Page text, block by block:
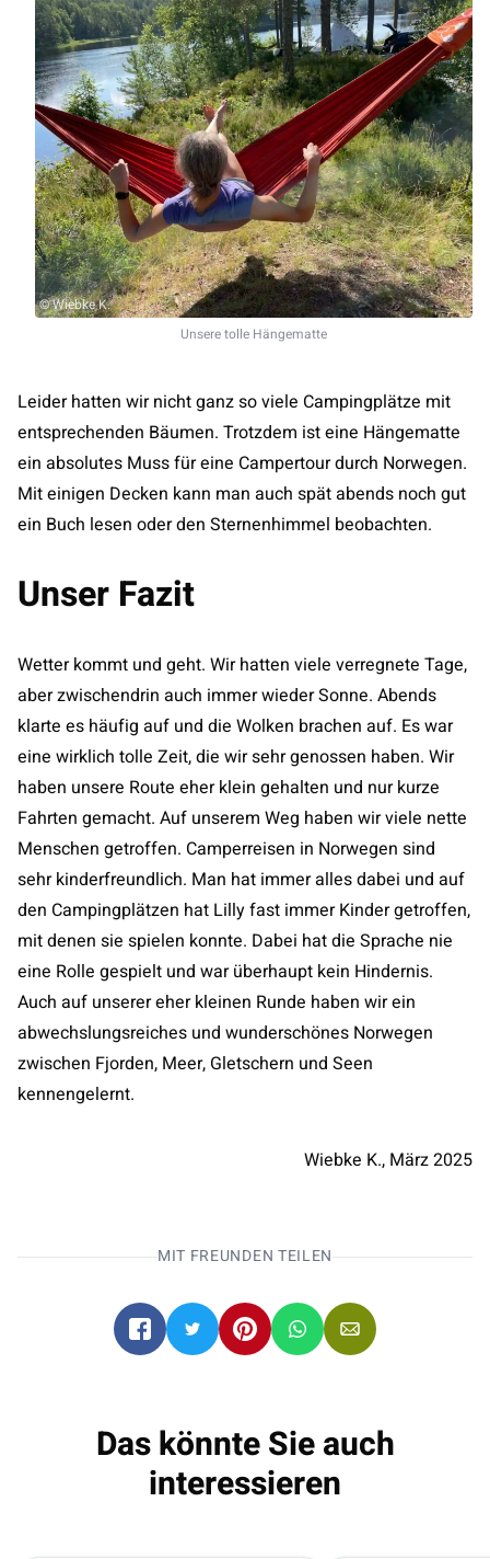
© Wiebke K.
Unsere tolle Hängematte
Leider hatten wir nicht ganz so viele Campingplätze mit
entsprechenden Bäumen. Trotzdem ist eine Hängematte
ein absolutes Muss für eine Campertour durch Norwegen.
Mit einigen Decken kann man auch spät abends noch gut
ein Buch lesen oder den Sternenhimmel beobachten.
Unser Fazit
Wetter kommt und geht. Wir hatten viele verregnete Tage,
aber zwischendrin auch immer wieder Sonne. Abends
klarte es häufig auf und die Wolken brachen auf. Es war
eine wirklich tolle Zeit, die wir sehr genossen haben. Wir
haben unsere Route eher klein gehalten und nur kurze
Fahrten gemacht. Auf unserem Weg haben wir viele nette
Menschen getroffen. Camperreisen in Norwegen sind
sehr kinderfreundlich. Man hat immer alles dabei und auf
den Campingplätzen hat Lilly fast immer Kinder getroffen,
mit denen sie spielen konnte. Dabei hat die Sprache nie
eine Rolle gespielt und war überhaupt kein Hindernis.
Auch auf unserer eher kleinen Runde haben wir ein
abwechslungsreiches und wunderschönes Norwegen
zwischen Fjorden, Meer, Gletschern und Seen
kennengelernt.
Wiebke K., März 2025
MIT FREUNDEN TEILEN
Das könnte Sie auch
interessieren